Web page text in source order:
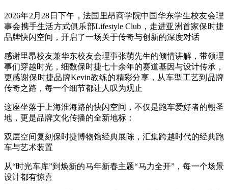
2026年2月28日下午，法国里昂商学院中国华东学生校友会理
事会携手生活方式俱乐部Lifestyle Club，走进亚洲首家保时捷
品牌快闪空间，开启了一场关于传奇与创新的深度对话
感谢里昂校友兼华东校友会理事张萌先生的倾情讲解，带领理
事们穿越时光，细数保时捷七十余年的赛道基因与设计传承，
更感谢保时捷品牌Kevin教练的精彩分享，从车型工艺到品牌
传奇之路，每一个细节都让人叹为观止
这座坐落于上海淮海路的快闪空间，不仅是跑车爱好者的朝圣
地，更是品牌文化传播的全新地标：
双层空间复刻保时捷博物馆经典展陈，汇集跨越时代的经典跑
车与艺术装置
从“时光车库”到焕新的马年新春主题“马力全开”，每一个场景
设计都有惊喜